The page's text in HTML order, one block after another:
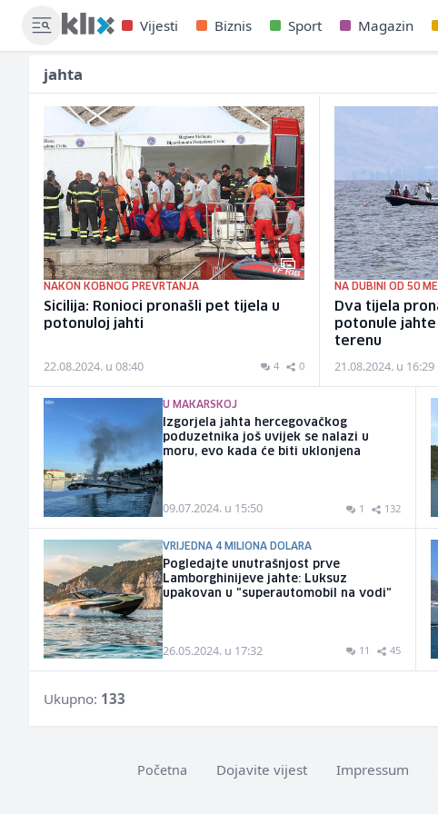
Vijesti Biznis Sport Magazin
jahta
NAKON KOBNOG PREVRTANJA
Sicilija: Ronioci pronašli pet tijela u
potonuloj jahti
22.08.2024. u 08:40 4 0
NA DUBINI OD 50
Dva tijela
potonule jahte
terenu
21.08.2024. u 16:29
U MAKARSKOJ
Izgorjela jahta hercegovačkog
poduzetnika još uvijek se nalazi u
moru, evo kada će biti uklonjena
09.07.2024. u 15:50 1 132
VRIJEDNA 4 MILIONA DOLARA
Pogledajte unutrašnjost prve
Lamborghinijeve jahte: Luksuz
upakovan u "superautomobil na vodi"
26.05.2024. u 17:32 11 45
Ukupno: 133
Početna Dojavite vijest Impressum